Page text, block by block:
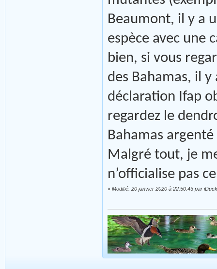
Beaumont, il y a
espèce avec une
bien, si vous
des Bahamas, il
déclaration Ifap
regardez le
Bahamas
Malgré tout, je
n’officialise pas
« Modifié: 20 janvier 2020 à 22:50:43 par